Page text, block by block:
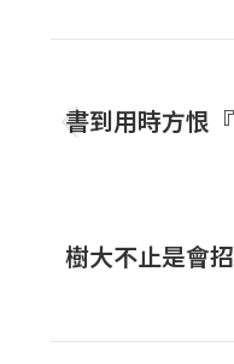
書到用時方恨
樹大不止是會